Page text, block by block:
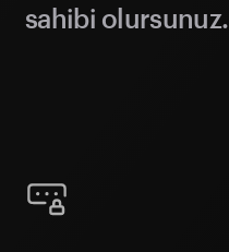
sahibi olursunuz.